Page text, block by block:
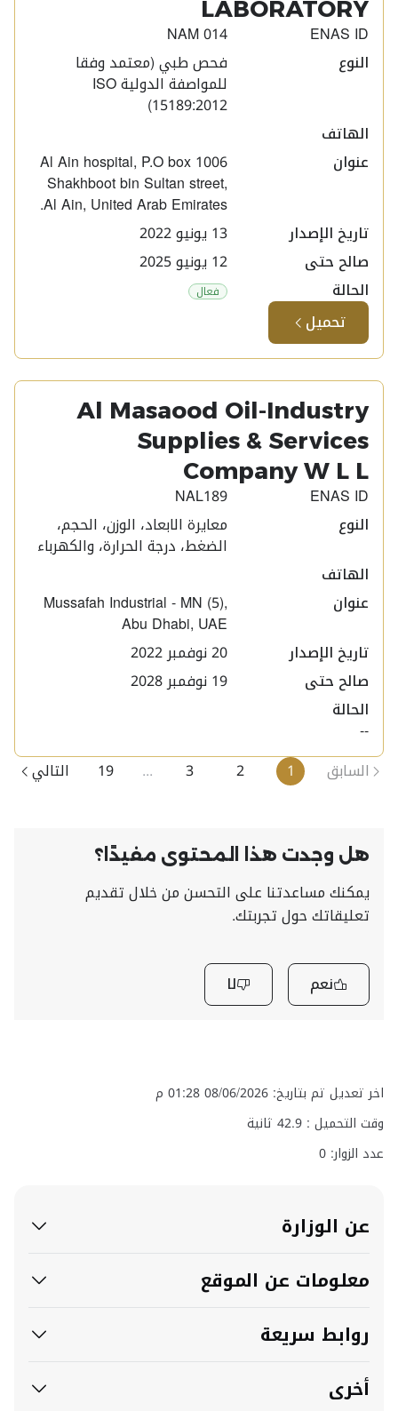
LABORATORY​
ENAS ID
NAM 014
النوع
فحص طبي (معتمد وفقا
للمواصفة الدولية ISO
15189:2012)
الهاتف
عنوان
Al Ain hospital, P.O box 1006
Shakhboot bin Sultan street,
Al Ain, United Arab Emirates.
تاريخ الإصدار
صالح حتى
الحالة
فعال
تحميل
Al Masaood Oil-Industry
Supplies & Services
Company W L L​
ENAS ID
NAL189
النوع
معايرة الابعاد، الوزن، الحجم،
الضغط، درجة الحرارة، والكهرباء
الهاتف
عنوان
Mussafah Industrial - MN (5),
Abu Dhabi, UAE
تاريخ الإصدار
صالح حتى
الحالة
السابق
التالي
هل وجدت هذا المحتوى مفيدًا؟
يمكنك مساعدتنا على التحسن من خلال تقديم
تعليقاتك حول تجربتك.
نعم
تم بتاريخ: 08/06/2026 01:28 م
التحميل :42.9 ثانية
الزوار: 0
عن الوزارة
معلومات عن الموقع
روابط سريعة
أخرى